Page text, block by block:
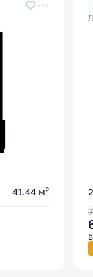
41.44 м2